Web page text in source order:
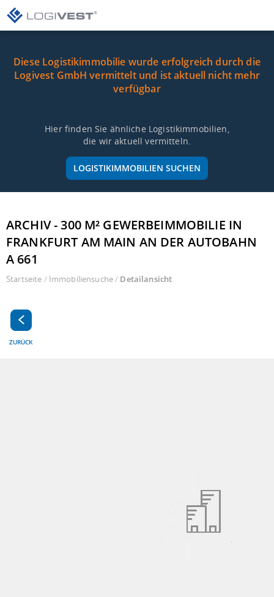
Diese Logistikimmobilie wurde erfolgreich durch die
Logivest GmbH vermittelt und ist aktuell nicht mehr
verfügbar
Hier finden Sie ähnliche Logistikimmobilien,
die wir aktuell vermitteln.
LOGISTIKIMMOBILIEN SUCHEN
ARCHIV - 300 M² GEWERBEIMMOBILIE IN
FRANKFURT AM MAIN AN DER AUTOBAHN
A 661
Startseite / Immobiliensuche/ Detailansicht
ZURÜCK